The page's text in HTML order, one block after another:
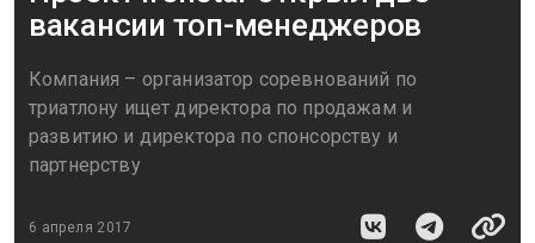
вакансии топ-менеджеров
Компания – организатор соревнований по
триатлону ищет директора по продажам и
развитию и директора по спонсорству и
партнерству
6 апреля 2017